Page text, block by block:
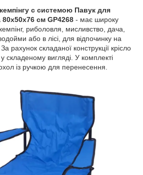
с системою Павук для
80х50х76 см GP4268 - має широку
риболовля, мисливство, дача,
або в лісі, для відпочинку на
рахунок складаної конструкції крісло
складеному вигляді. У комплекті
із ручкою для перенесення.